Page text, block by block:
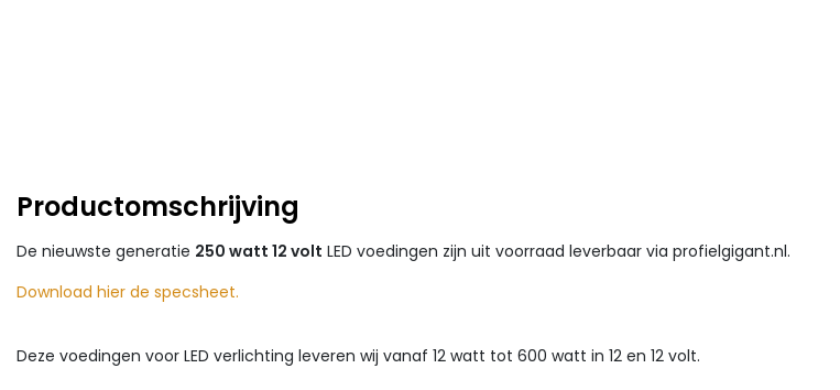
Productomschrijving
De nieuwste generatie 250 watt 12 volt LED voedingen zijn uit voorraad leverbaar via profielgigant.nl.
Download hier de specsheet.
Deze voedingen voor LED verlichting leveren wij vanaf 12 watt tot 600 watt in 12 en 12 volt.